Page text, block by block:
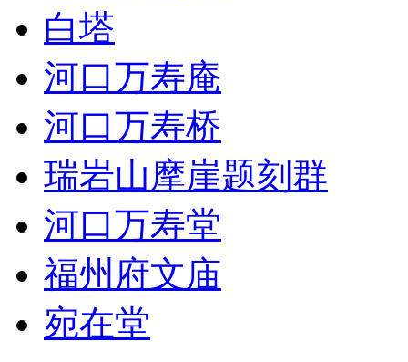
白塔
河口万寿庵
河口万寿桥
瑞岩山摩崖题刻群
河口万寿堂
福州府文庙
宛在堂